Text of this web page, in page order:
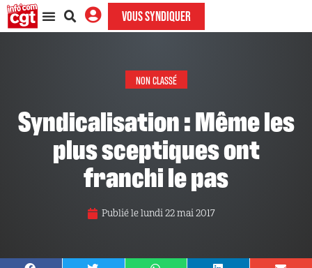
VOUS SYNDIQUER
NON CLASSÉ
Syndicalisation : Même les
plus sceptiques ont
franchi le pas
Publié lelundi 22 mai 2017